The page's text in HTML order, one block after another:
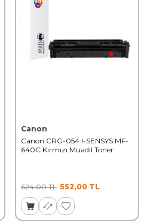
Canon
Canon CRG-054 I-SENSYS MF-
640C Kırmızı Muadil Toner
624,00TL 552,00 TL